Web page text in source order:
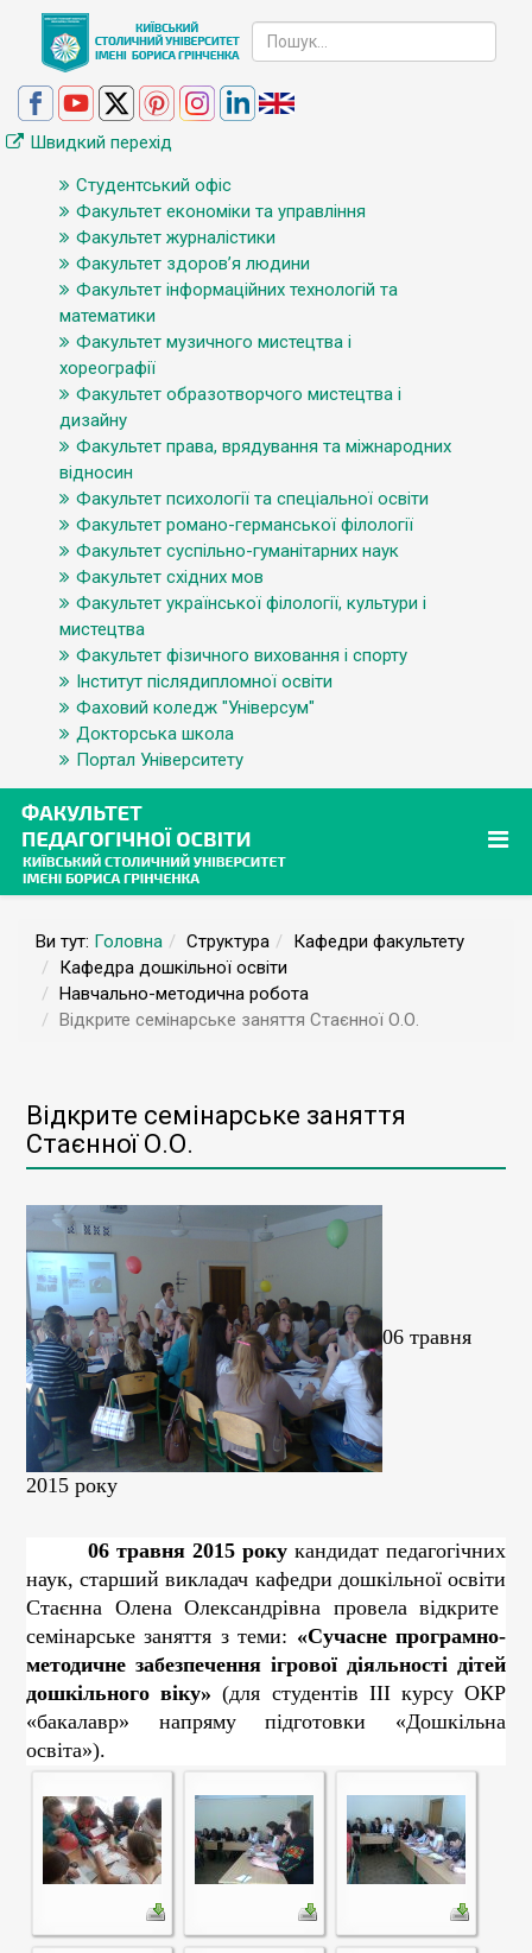
Швидкий перехід
Студентський офіс
Факультет економіки та управління
Факультет журналістики
Факультет здоров’я людини
Факультет інформаційних технологій та
математики
Факультет музичного мистецтва і
хореографії
Факультет образотворчого мистецтва і
дизайну
Факультет права, врядування та міжнародних
відносин
Факультет психології та спеціальної освіти
Факультет романо-германської філології
Факультет суспільно-гуманітарних наук
Факультет східних мов
Факультет української філології, культури і
мистецтва
Факультет фізичного виховання і спорту
Інститут післядипломної освіти
Фаховий коледж "Універсум"
Докторська школа
Портал Університету
Ви тут: Головна Структура
Кафедри факультету
Кафедра дошкільної освіти
Навчально-методична робота
Відкрите семінарське заняття Стаєнної О.О.
Відкрите семінарське заняття
Стаєнної О.О.
06 травня
2015 року
06 травня 2015 року кандидат педагогічних
наук, старшийвикладач кафедри дошкільноїосвіти
Стаєнна Олена Олександрівна провела відкрите
семінарське заняття з теми: «Сучасне програмно-
методичне забезпечення ігрової діяльності дітей
дошкільного віку» (для студентів ІІІ курсу ОКР
«бакалавр» напряму підготовки «Дошкільна
освіта»).